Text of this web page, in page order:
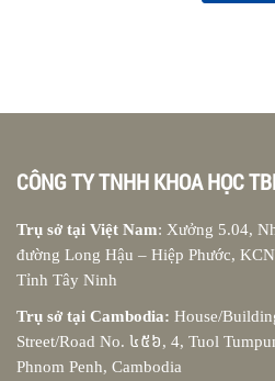
CÔNG TY TNHH KHOA HỌC
Trụ sở tại Việt Nam: Xưởng 5.04,
đường Long Hậu – Hiệp Phước,
Tỉnh Tây Ninh
Trụ sở tại Cambodia: House/
Street/Road No. ៤៥៦, 4, Tuol
Phnom Penh, Cambodia